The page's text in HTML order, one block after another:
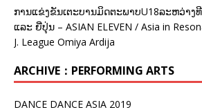
ການແຂ່ງຂັນເຕະບານມິດຕະພາບU18ລະຫວ່າ
ແລະ ຍີ່ປຸ່ນ – ASIAN ELEVEN / Asia in
J. League Omiya Ardija
ARCHIVE：PERFORMING ARTS
DANCE DANCE ASIA 2019